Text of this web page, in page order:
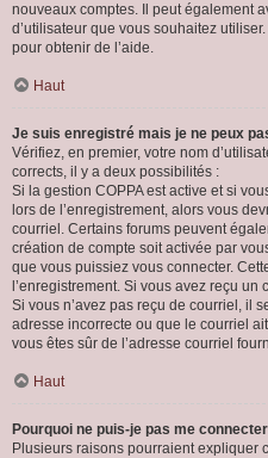
nouveaux comptes. Il peut également
d’utilisateur que vous souhaitez
pour obtenir de l’aide.
Haut
Je suis enregistré mais je ne peux
Vérifiez, en premier, votre nom
corrects, il y a deux possibilités :
Si la gestion COPPA est active et si
lors de l’enregistrement, alors vous
courriel. Certains forums peuvent
création de compte soit activée par
que vous puissiez vous connecter.
l’enregistrement. Si vous avez reçu
Si vous n’avez pas reçu de courriel, il
adresse incorrecte ou que le courriel
vous êtes sûr de l’adresse courriel
Haut
Pourquoi ne puis-je pas me
Plusieurs raisons pourraient expliquer